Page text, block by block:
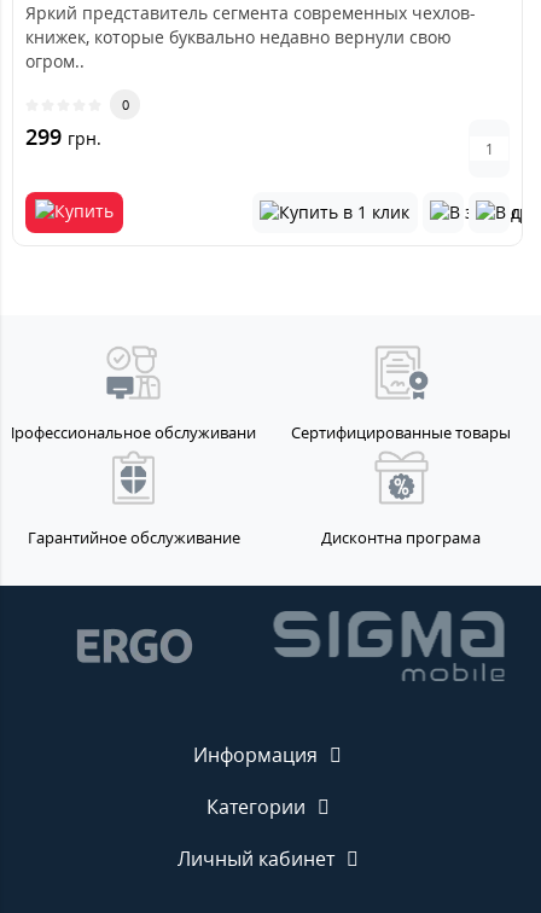
Яркий представитель сегмента современных чехлов-
книжек, которые буквально недавно вернули свою
огром..
0
299 грн.
Профессиональное обслуживание Сертифицированные товары
Гарантийное обслуживание Дисконтна програма
Информация
Категории
Личный кабинет